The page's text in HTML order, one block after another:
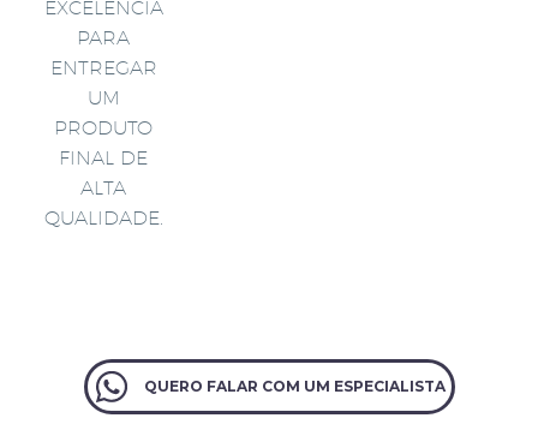
EXCELÊNCIA
PARA
ENTREGAR
UM
PRODUTO
FINAL DE
ALTA
QUALIDADE.
QUERO FALAR COM UM ESPECIALISTA